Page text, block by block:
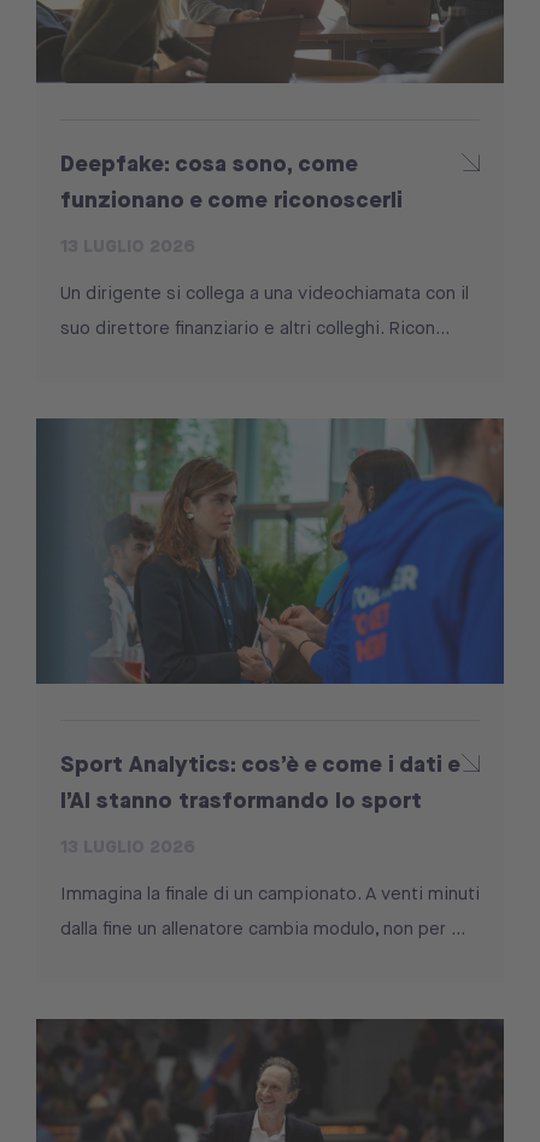
Deepfake: cosa sono, come
funzionano e come riconoscerli
Un dirigente si collega a una videochiamata con il
suo direttore finanziario e altri colleghi. Ricon...
Sport Analytics: cos’è e come i dati e
l’AI stanno trasformando lo sport
Immagina la finale di un campionato. A venti minuti
dalla fine un allenatore cambia modulo, non per ...